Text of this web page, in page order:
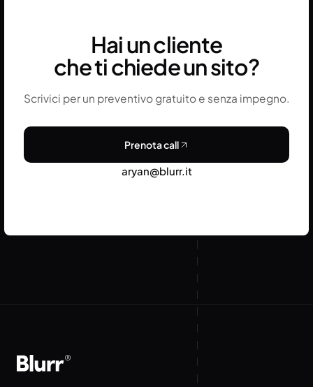
Hai un cliente
che ti chiede un sito?
Scrivici per un preventivo gratuito e senza impegno.
Prenota call
aryan@blurr.it